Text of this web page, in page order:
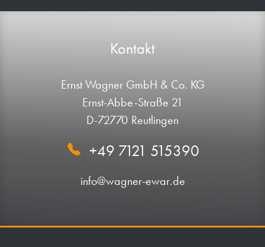
Kontakt
Ernst Wagner GmbH & Co. KG
Ernst-Abbe-Straße 21
D-72770 Reutlingen
+49 7121 515390
info@wagner-ewar.de